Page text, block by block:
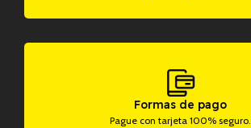
Formas de pago
Pague con tarjeta 100% seguro.